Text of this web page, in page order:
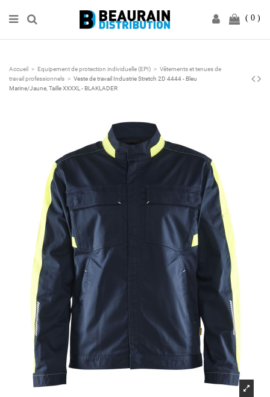
0
Accueil Equipement de protection individuelle (EPI)
Vêtements et tenues de
travail professionnels
Veste de travail Industrie Stretch 2D 4444 - Bleu
Marine/Jaune, Taille XXXXL - BLAKLADER